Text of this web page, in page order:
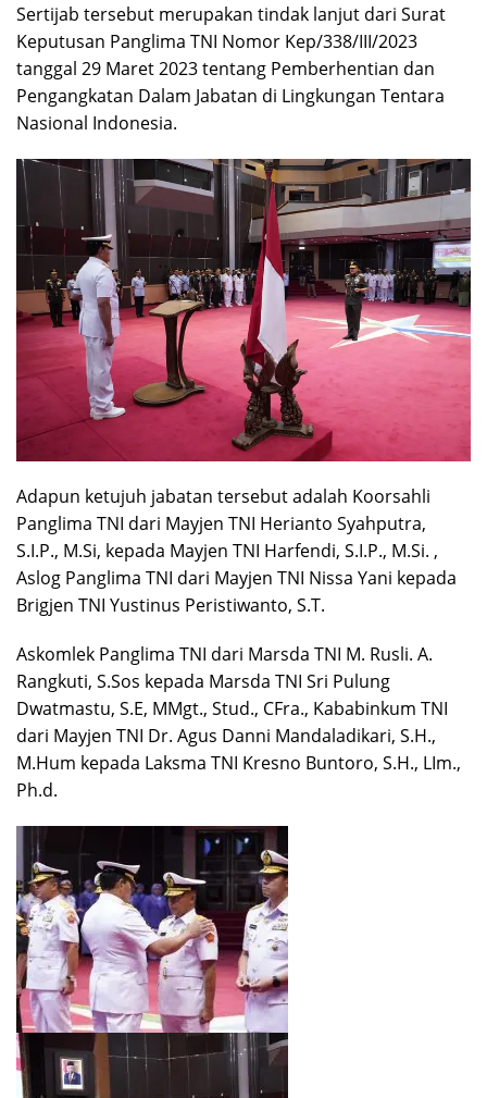
Sertijab tersebut merupakan tindak lanjut dari Surat
Keputusan Panglima TNI Nomor Kep/338/III/2023
tanggal 29 Maret 2023 tentang Pemberhentian dan
Pengangkatan Dalam Jabatan di Lingkungan Tentara
Nasional Indonesia.
Adapun ketujuh jabatan tersebut adalah Koorsahli
Panglima TNI dari Mayjen TNI Herianto Syahputra,
S.I.P., M.Si, kepada Mayjen TNI Harfendi, S.I.P., M.Si. ,
Aslog Panglima TNI dari Mayjen TNI Nissa Yani kepada
Brigjen TNI Yustinus Peristiwanto, S.T.
Askomlek Panglima TNI dari Marsda TNI M. Rusli. A.
Rangkuti, S.Sos kepada Marsda TNI Sri Pulung
Dwatmastu, S.E, MMgt., Stud., CFra., Kababinkum TNI
dari Mayjen TNI Dr. Agus Danni Mandaladikari, S.H.,
M.Hum kepada Laksma TNI Kresno Buntoro, S.H., LIm.,
Ph.d.